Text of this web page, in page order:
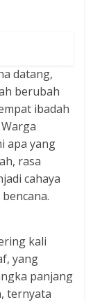
datang,
berubah
ibadah
apa yang
rasa
cahaya
kali
yang
panjang
ternyata